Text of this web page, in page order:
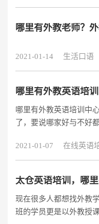
么呢？虽然成都在国内
要在成都学习到纯正地
才能找到专业的经验丰
哪里有外教老师？
2021-01-14 生活口语
哪里有外教英语培训中
了，要说哪家好与不好
是蛮多的，有线上英语
呢?
2021-01-07 在线英语
现在很多人都想找外教
班的学员更是以外教授